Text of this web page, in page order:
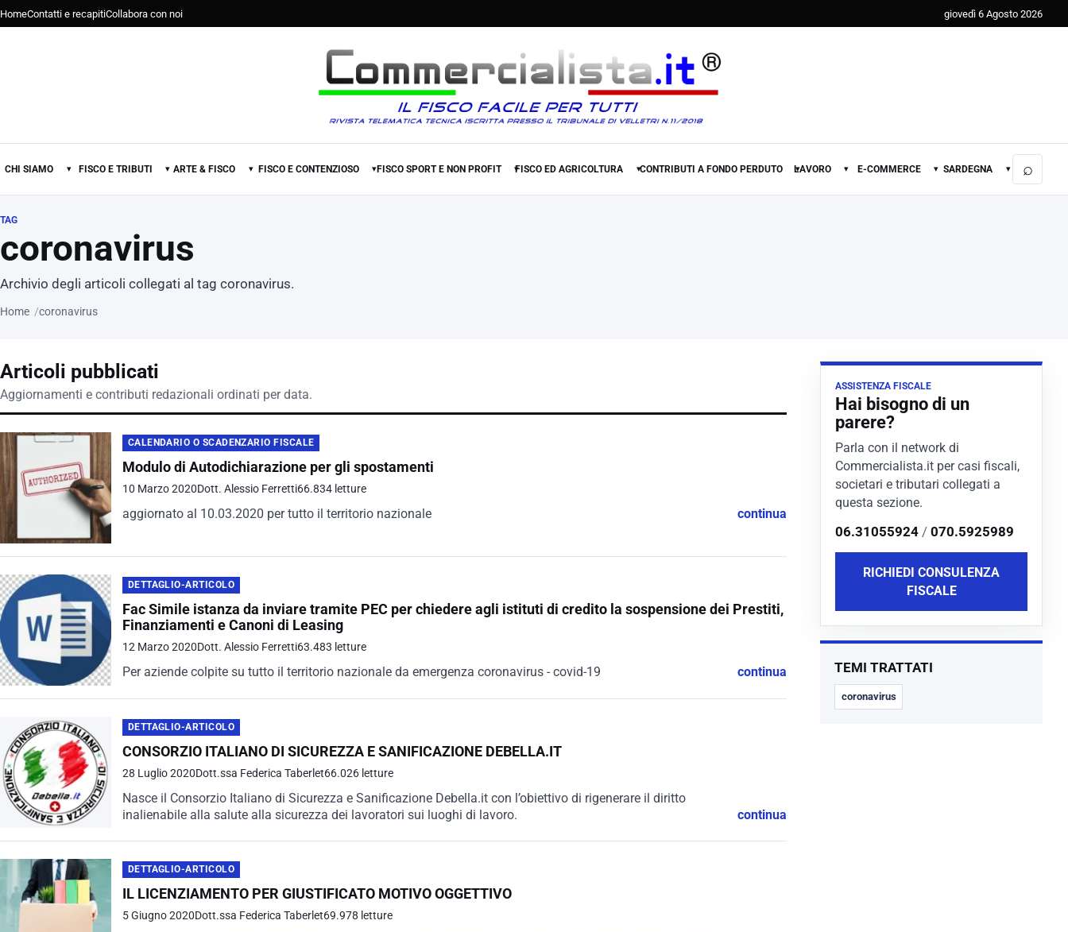
HomeContatti e recapitiCollabora con noi giovedì 6 Agosto 2026
CHI SIAMO ▾ FISCO E TRIBUTI ▾ ARTE & FISCO ▾ FISCO E CONTENZIOSO ▾FISCO SPORT E NON PROFIT ▾
FISCO ED AGRICOLTURA ▾CONTRIBUTI A FONDO PERDUTO ▾
LAVORO ▾ E-COMMERCE ▾ SARDEGNA ▾ ⌕
TAG
coronavirus
Archivio degli articoli collegati al tag coronavirus.
Home coronavirus
Articoli pubblicati
Aggiornamenti e contributi redazionali ordinati per data.
CALENDARIO O SCADENZARIO FISCALE
Modulo di Autodichiarazione per gli spostamenti
10 Marzo 2020Dott. Alessio Ferretti66.834 letture
aggiornato al 10.03.2020 per tutto il territorio nazionale continua
DETTAGLIO-ARTICOLO
Fac Simile istanza da inviare tramite PEC per chiedere agli istituti di credito la sospensione dei Prestiti,
Finanziamenti e Canoni di Leasing
12 Marzo 2020Dott. Alessio Ferretti63.483 letture
Per aziende colpite su tutto il territorio nazionale da emergenza coronavirus - covid-19 continua
DETTAGLIO-ARTICOLO
CONSORZIO ITALIANO DI SICUREZZA E SANIFICAZIONE DEBELLA.IT
28 Luglio 2020Dott.ssa Federica Taberlet66.026 letture
Nasce il Consorzio Italiano di Sicurezza e Sanificazione Debella.it con l’obiettivo di rigenerare il diritto
inalienabile alla salute alla sicurezza dei lavoratori sui luoghi di lavoro.
continua
DETTAGLIO-ARTICOLO
IL LICENZIAMENTO PER GIUSTIFICATO MOTIVO OGGETTIVO
5 Giugno 2020Dott.ssa Federica Taberlet69.978 letture
ASSISTENZA FISCALE
Hai bisogno di un
parere?
Parla con il network di
Commercialista.it per casi fiscali,
societari e tributari collegati a
questa sezione.
06.31055924 / 070.5925989
RICHIEDI CONSULENZA
FISCALE
TEMI TRATTATI
coronavirus